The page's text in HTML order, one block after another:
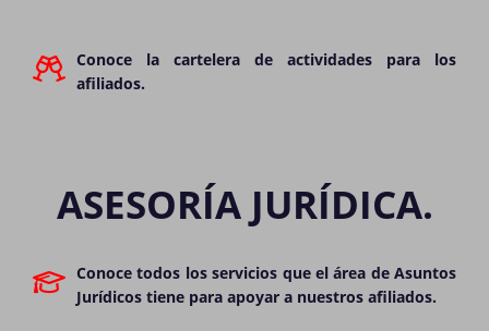
Conoce la cartelera de actividades para los
afiliados.
ASESORÍA JURÍDICA.
Conoce todos los servicios que el área de Asuntos
Jurídicos tiene para apoyar a nuestros afiliados.